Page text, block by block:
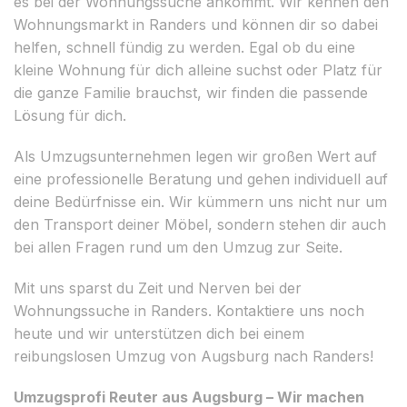
Wohnungsmarkt in Randers und können dir so dabei
helfen, schnell fündig zu werden. Egal ob du eine
kleine Wohnung für dich alleine suchst oder Platz für
die ganze Familie brauchst, wir finden die passende
Lösung für dich.
Als Umzugsunternehmen legen wir großen Wert auf
eine professionelle Beratung und gehen individuell auf
deine Bedürfnisse ein. Wir kümmern uns nicht nur um
den Transport deiner Möbel, sondern stehen dir auch
bei allen Fragen rund um den Umzug zur Seite.
Mit uns sparst du Zeit und Nerven bei der
Wohnungssuche in Randers. Kontaktiere uns noch
heute und wir unterstützen dich bei einem
reibungslosen Umzug von Augsburg nach Randers!
Umzugsprofi Reuter aus Augsburg – Wir machen